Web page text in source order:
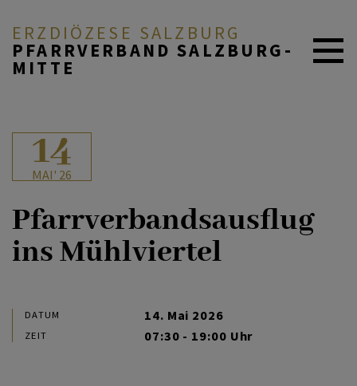
ERZDIÖZESE SALZBURG
PFARRVERBAND SALZBURG-
MITTE
ÜBER UNS
DURCH DAS LEBEN
MITEINANDER BETEN
14
MAI' 26
Pfarrverbandsausflug
ins Mühlviertel
DATUM 14. Mai 2026
ZEIT 07:30 - 19:00 Uhr